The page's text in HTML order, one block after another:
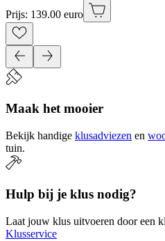
Prijs: 139.00 euro
Maak het mooier
Bekijk handige klusadviezen en
tuin.
Hulp bij je klus nodig?
Laat jouw klus uitvoeren door een
Klusservice